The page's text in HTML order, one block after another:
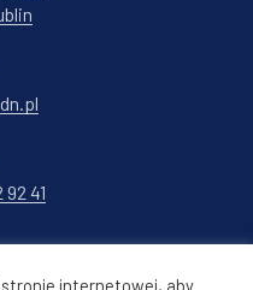
92 41
stronie internetowej, aby